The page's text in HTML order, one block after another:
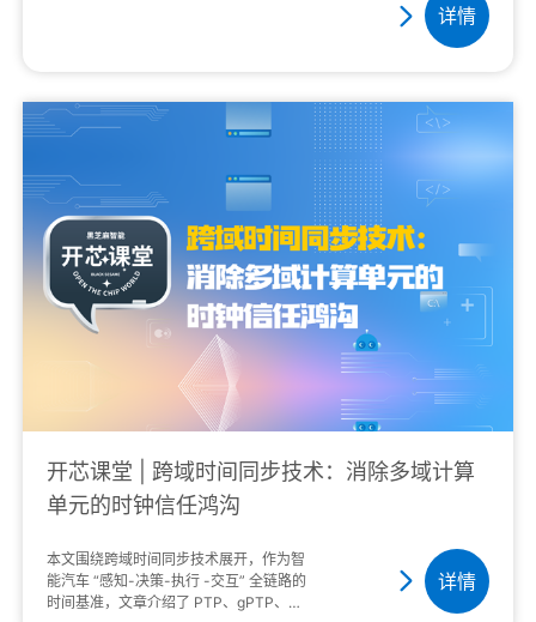
详情
开芯课堂 | 跨域时间同步技术：消除多域计算
单元的时钟信任鸿沟
本文围绕跨域时间同步技术展开，作为智
能汽车 “感知-决策-执行 -交互” 全链路的
时间基准，文章介绍了 PTP、gPTP、
详情